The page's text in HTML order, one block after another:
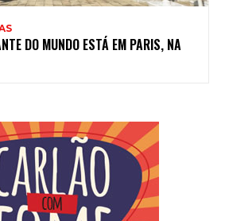
DO MUNDO ESTÁ EM PARIS, NA